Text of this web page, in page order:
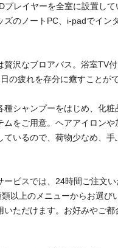
プレイヤーを全室に設置し
ズのノートPC、i-padでイン
贅沢なブロアバス。浴室TV
の疲れを存分に癒すことがで
種シャンプーをはじめ、化粧
ムをご用意。ヘアアイロンや
ているので、荷物少なめ、
ービスでは、24時間ご注文
以上のメニューからお選び
いただけます。お好みやご